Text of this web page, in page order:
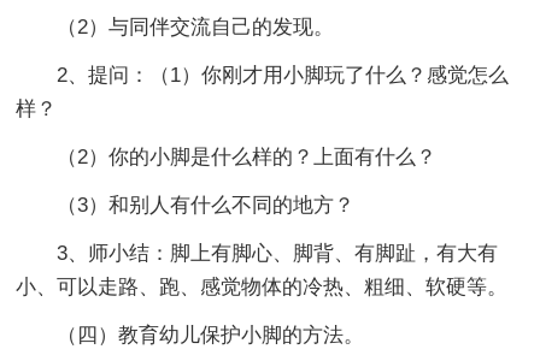
（2）与同伴交流自己的发现。
2、提问：（1）你刚才用小脚玩了什么？感觉怎么
样？
（2）你的小脚是什么样的？上面有什么？
（3）和别人有什么不同的地方？
3、师小结：脚上有脚心、脚背、有脚趾，有大有
小、可以走路、跑、感觉物体的冷热、粗细、软硬等。
（四）教育幼儿保护小脚的方法。